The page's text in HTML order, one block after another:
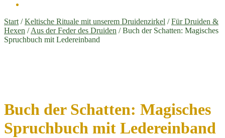
Start /Keltische Rituale mit unserem Druidenzirkel /Für Druiden &
Hexen /Aus der Feder des Druiden /Buch der Schatten: Magisches
Spruchbuch mit Ledereinband
Buch der Schatten: Magisches
Spruchbuch mit Ledereinband